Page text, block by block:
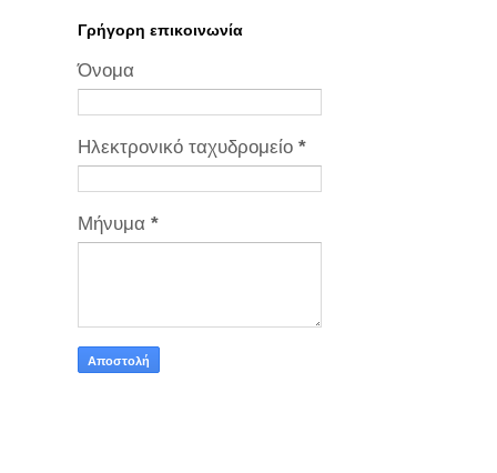
Γρήγορη επικοινωνία
Όνομα
Ηλεκτρονικό ταχυδρομείο *
Μήνυμα *